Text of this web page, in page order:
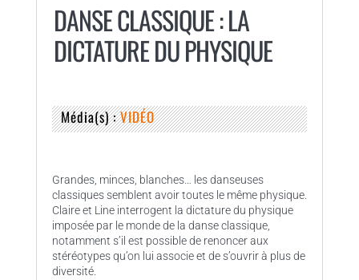
DANSE CLASSIQUE : LA
DICTATURE DU PHYSIQUE
Média(s) :VIDÉO
Grandes, minces, blanches… les danseuses
classiques semblent avoir toutes le même physique.
Claire et Line interrogent la dictature du physique
imposée par le monde de la danse classique,
notamment s’il est possible de renoncer aux
stéréotypes qu’on lui associe et de s’ouvrir à plus de
diversité.